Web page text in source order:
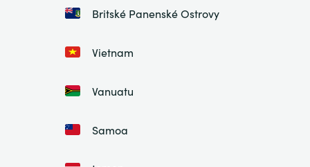
Britské Panenské Ostrovy
Vietnam
Vanuatu
Samoa